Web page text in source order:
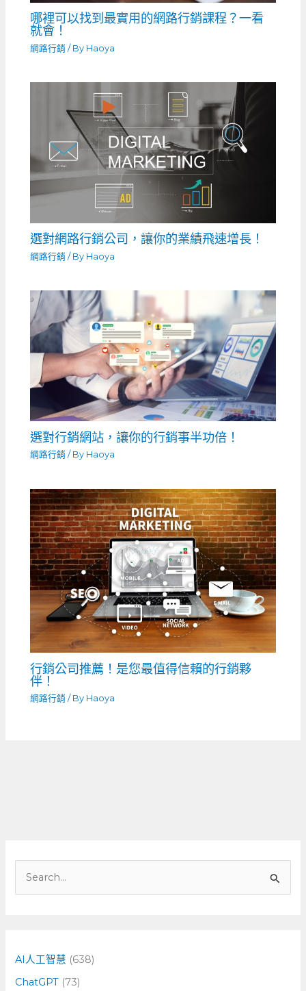
哪裡可以找到最實用的網路行銷課程？一看
就會！
網路行銷 / By Haoya
選對網路行銷公司，讓你的業績飛速增長！
網路行銷 / By Haoya
選對行銷網站，讓你的行銷事半功倍！
網路行銷 / By Haoya
行銷公司推薦！是您最值得信賴的行銷夥
伴！
網路行銷 / By Haoya
字
:
AI人工智慧 (638)
ChatGPT (73)